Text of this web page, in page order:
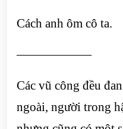
Cách anh ôm cô ta.
——————
Các vũ công đều
ngoài, người trong